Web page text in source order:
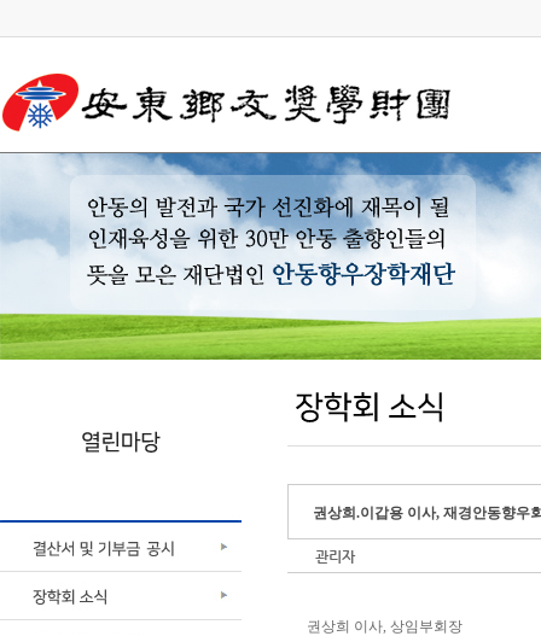
권상희.이갑용 이사, 재경안동향우
관리자
권상희 이사, 상임부회장